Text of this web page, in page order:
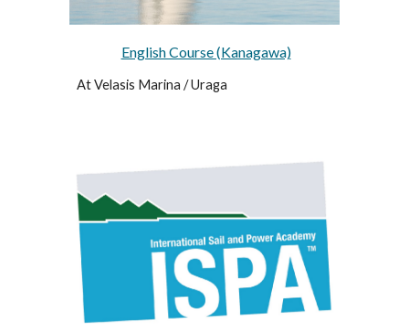
English Course (Kanagawa)
At Velasis Marina / Uraga